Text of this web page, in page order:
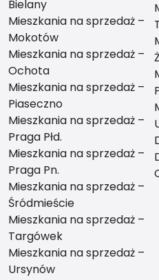
Bielany
Mieszkania na sprzedaż –
Mokotów
Mieszkania na sprzedaż –
Ochota
Mieszkania na sprzedaż –
Piaseczno
Mieszkania na sprzedaż –
Praga Płd.
Mieszkania na sprzedaż –
Praga Pn.
Mieszkania na sprzedaż –
Śródmieście
Mieszkania na sprzedaż –
Targówek
Mieszkania na sprzedaż –
Ursynów